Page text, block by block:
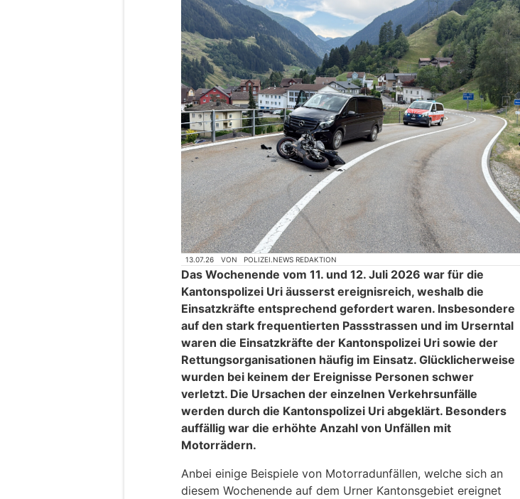
13.07.26 VON POLIZEI.NEWS REDAKTION
Das Wochenende vom 11. und 12. Juli 2026 war für die
Kantonspolizei Uri äusserst ereignisreich, weshalb die
Einsatzkräfte entsprechend gefordert waren. Insbesondere
auf den stark frequentierten Passstrassen und im Urserntal
waren die Einsatzkräfte der Kantonspolizei Uri sowie der
Rettungsorganisationen häufig im Einsatz. Glücklicherweise
wurden bei keinem der Ereignisse Personen schwer
verletzt. Die Ursachen der einzelnen Verkehrsunfälle
werden durch die Kantonspolizei Uri abgeklärt. Besonders
auffällig war die erhöhte Anzahl von Unfällen mit
Motorrädern.
Anbei einige Beispiele von Motorradunfällen, welche sich an
diesem Wochenende auf dem Urner Kantonsgebiet ereignet